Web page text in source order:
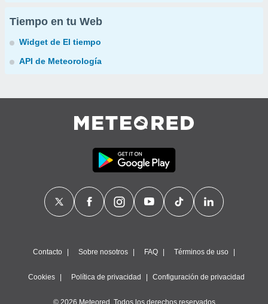
Tiempo en tu Web
Widget de El tiempo
API de Meteorología
Contacto Sobre nosotros FAQ Términos de uso
Cookies Política de privacidad Configuración de privacidad
© 2026 Meteored. Todos los derechos reservados